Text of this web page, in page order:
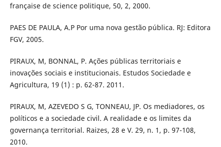
française de science politique, 50, 2, 2000.
PAES DE PAULA, A.P Por uma nova gestão pública. RJ: Editora
FGV, 2005.
PIRAUX, M, BONNAL, P. Ações públicas territoriais e
inovações sociais e institucionais. Estudos Sociedade e
Agricultura, 19 (1) : p. 62-87. 2011.
PIRAUX, M, AZEVEDO S G, TONNEAU, JP. Os mediadores, os
políticos e a sociedade civil. A realidade e os limites da
governança territorial. Raizes, 28 e V. 29, n. 1, p. 97-108,
2010.